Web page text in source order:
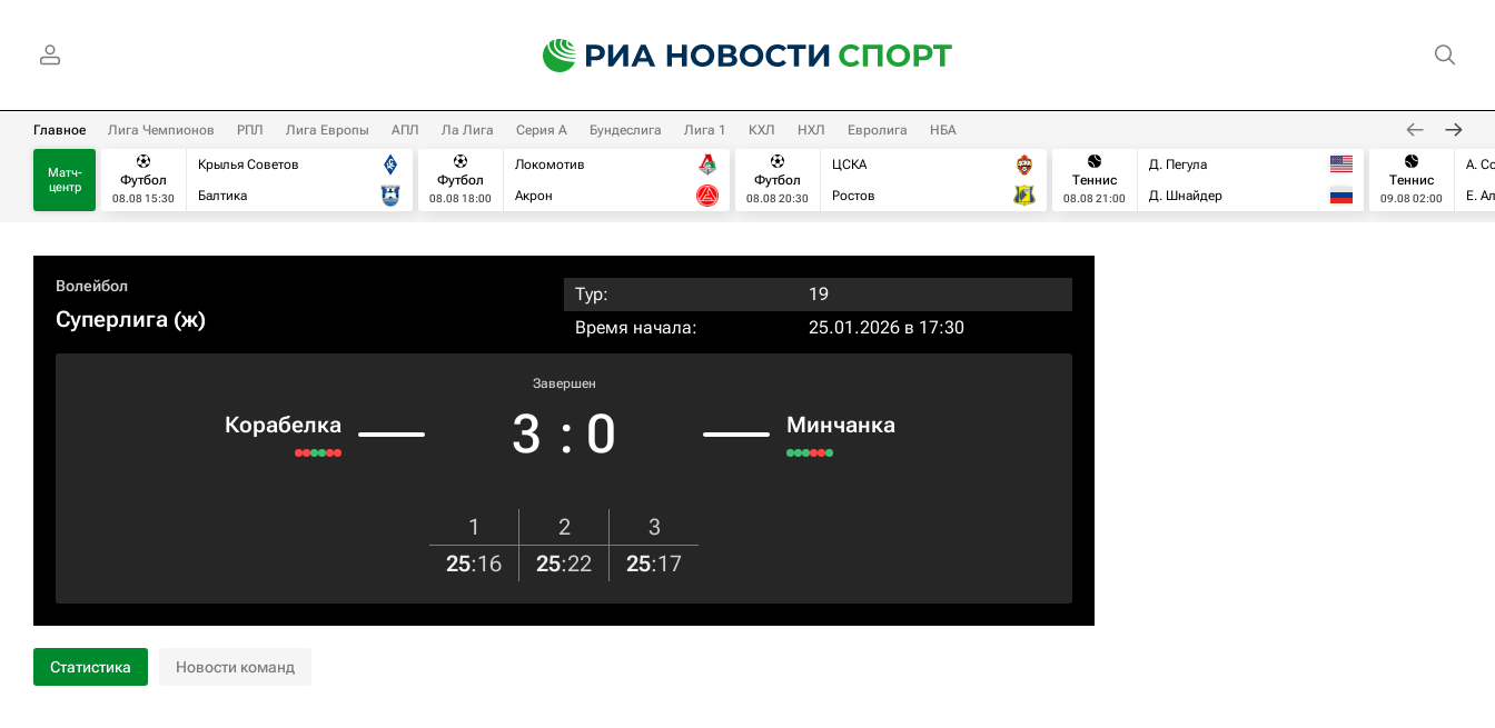
Главное Лига Чемпионов РПЛ Лига Европы АПЛ Ла Лига Серия А Бундеслига Лига 1 КХЛ НХЛ Евролига НБА
Матч-
центр
Футбол
08.08 15:30
Крылья Советов
Балтика
Футбол
08.08 18:00
Локомотив
Акрон
Футбол
08.08 20:30
ЦСКА
Ростов
Теннис
08.08 21:00
Д. Пегула
Д. Шнайдер
Теннис
09.08 02:00
А.
Е.
Волейбол
Суперлига (ж)
Тур:
19
Время начала:
25.01.2026 в 17:30
Корабелка
Завершен
3 : 0 Минчанка
1 2
3
25:16 25:22 25:17
Статистика Новости команд